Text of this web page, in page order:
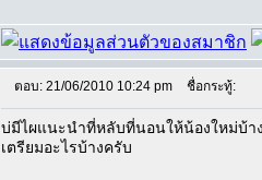
ตอบ: 21/06/2010 10:24 pm ชื่อกระทู้:
บ่มีไผแนะนำที่หลับที่นอนให้น้องใหม่บ้า
เตรียมอะไรบ้างครับ